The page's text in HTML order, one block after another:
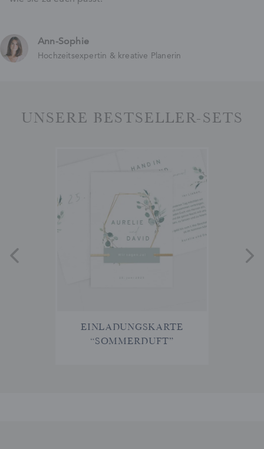
Ann-Sophie
Hochzeitsexpertin & kreative Planerin
UNSERE BESTSELLER-SETS
EINLADUNGSKARTE
“SOMMERDUFT”